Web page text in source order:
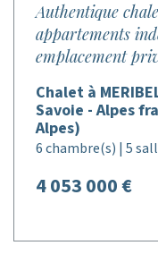
Authentique
appartements
emplacement
Chalet à
Savoie - Alpes
Alpes)
6 chambre(s) | 5
4 053 000 €